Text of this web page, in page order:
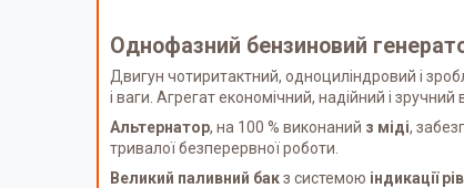
Однофазний бензиновий
Двигун чотиритактний, одноциліндровий і
і ваги. Агрегат економічний, надійний і
Альтернатор, на 100 % виконаний з міді,
тривалої безперервної роботи.
Великий паливний бакз системою індикації